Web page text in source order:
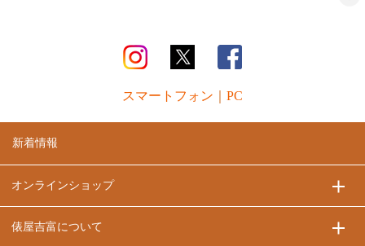
スマートフォン PC
新着情報
オンラインショップ
俵屋吉富について